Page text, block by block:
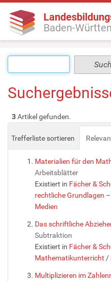
Baden-
3Artikel gefunden.
Trefferliste sortieren
Materialien für den
Arbeitsblätter
Existiert in Fächer &
rechtliche Grundlagen
Medien
Das schriftliche
Subtraktion
Existiert in Fächer &
Mathematikunterricht /
Multiplizieren im